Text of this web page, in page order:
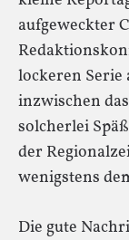
aufgeweckter
lockeren
inzwischen
solcherlei
der
wenigstens
Die gute